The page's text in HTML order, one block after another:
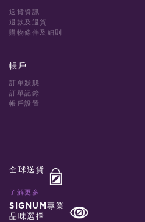
送貨資訊
退款及退貨
購物條件及細則
帳戶
訂單狀態
訂單記錄
帳戶設置
全球送貨
了解更多
SIGNUM專業
品味選擇